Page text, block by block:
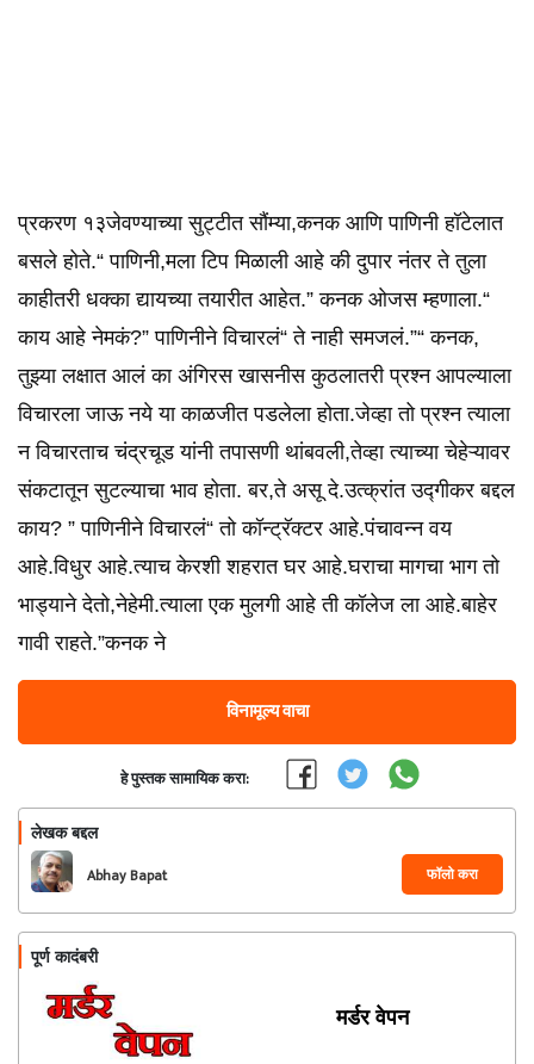
प्रकरण १३जेवण्याच्या सुट्टीत सौंम्या,कनक आणि पाणिनी हॉटेलात
बसले होते.“ पाणिनी,मला टिप मिळाली आहे की दुपार नंतर ते तुला
काहीतरी धक्का द्यायच्या तयारीत आहेत.” कनक ओजस म्हणाला.“
काय आहे नेमकं?” पाणिनीने विचारलं“ ते नाही समजलं.”“ कनक,
तुझ्या लक्षात आलं का अंगिरस खासनीस कुठलातरी प्रश्न आपल्याला
विचारला जाऊ नये या काळजीत पडलेला होता.जेव्हा तो प्रश्न त्याला
न विचारताच चंद्रचूड यांनी तपासणी थांबवली,तेव्हा त्याच्या चेहेऱ्यावर
संकटातून सुटल्याचा भाव होता. बर,ते असू दे.उत्क्रांत उद्गीकर बद्दल
काय? ” पाणिनीने विचारलं“ तो कॉन्ट्रॅक्टर आहे.पंचावन्न वय
आहे.विधुर आहे.त्याच केरशी शहरात घर आहे.घराचा मागचा भाग तो
भाड्याने देतो,नेहेमी.त्याला एक मुलगी आहे ती कॉलेज ला आहे.बाहेर
गावी राहते.”कनक ने
विनामूल्य वाचा
हे पुस्तक सामायिक करा:
लेखक बद्दल
Abhay Bapat फॉलो करा
पूर्ण कादंबरी
मर्डर वेपन